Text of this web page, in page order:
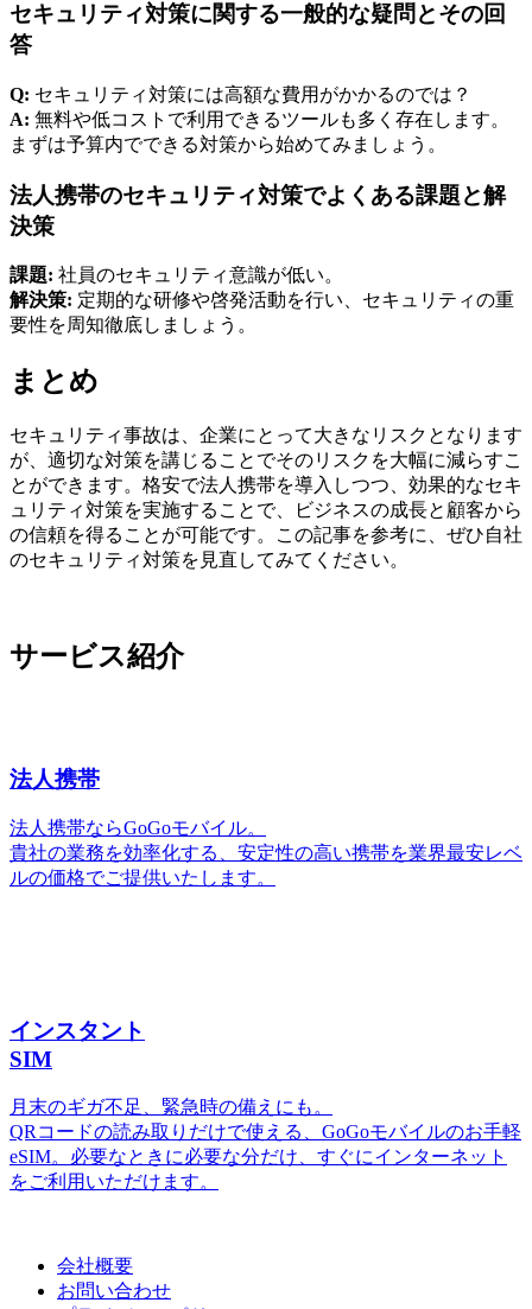
セキュリティ対策に関する一般的な疑問とその回
答
Q: セキュリティ対策には高額な費用がかかるのでは？
A: 無料や低コストで利用できるツールも多く存在します。
まずは予算内でできる対策から始めてみましょう。
法人携帯のセキュリティ対策でよくある課題と解
決策
課題: 社員のセキュリティ意識が低い。
解決策: 定期的な研修や啓発活動を行い、セキュリティの重
要性を周知徹底しましょう。
まとめ
セキュリティ事故は、企業にとって大きなリスクとなります
が、適切な対策を講じることでそのリスクを大幅に減らすこ
とができます。格安で法人携帯を導入しつつ、効果的なセキ
ュリティ対策を実施することで、ビジネスの成長と顧客から
の信頼を得ることが可能です。この記事を参考に、ぜひ自社
のセキュリティ対策を見直してみてください。
サービス紹介
法人携帯
法人携帯ならGoGoモバイル。
貴社の業務を効率化する、安定性の高い携帯を業界最安レベ
ルの価格でご提供いたします。
インスタント
SIM
月末のギガ不足、緊急時の備えにも。
QRコードの読み取りだけで使える、GoGoモバイルのお手軽
eSIM。必要なときに必要な分だけ、すぐにインターネット
をご利用いただけます。
会社概要
お問い合わせ